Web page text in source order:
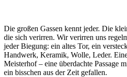
Die großen Gassen kennt jeder. Die
die sich verirren. Wir verirren uns
jeder Biegung: ein altes Tor, ein
Handwerk, Keramik, Wolle, Leder.
Meisterhof – eine überdachte Passage
ein bisschen aus der Zeit gefallen.